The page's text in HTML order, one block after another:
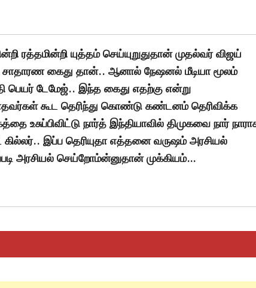
ரத்தமின்றி யுத்தம் செய்யுறுதுதான் முதல்வர் விஜய்
கைது தான்.. ஆனால் நேஷனல் மீடியா மூலம்
பெயர் டேமேஜ்.. இந்த கைது எதற்கு என்று
கூட தெரிந்து கொண்டு கண்டனம் தெரிவிக்க
உசுப்பிவிட்டு நார்த் இந்தியாவில் திமுகவை நார்
இப்ப தெரியுதா எத்தனை வருஷம் அரசியல்
அரசியல் செய்றோம்ன்னுதான் முக்கியம்…